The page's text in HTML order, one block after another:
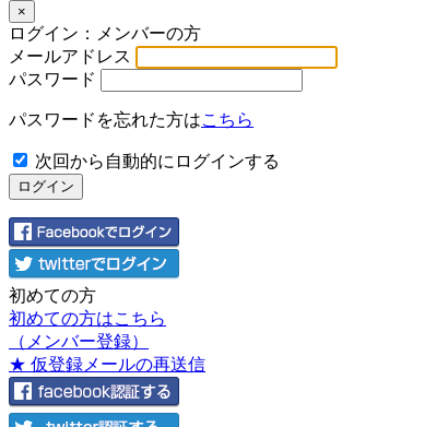
×
ログイン：メンバーの方
メールアドレス
パスワード
パスワードを忘れた方はこちら
次回から自動的にログインする
初めての方
初めての方はこちら
（メンバー登録）
★ 仮登録メールの再送信